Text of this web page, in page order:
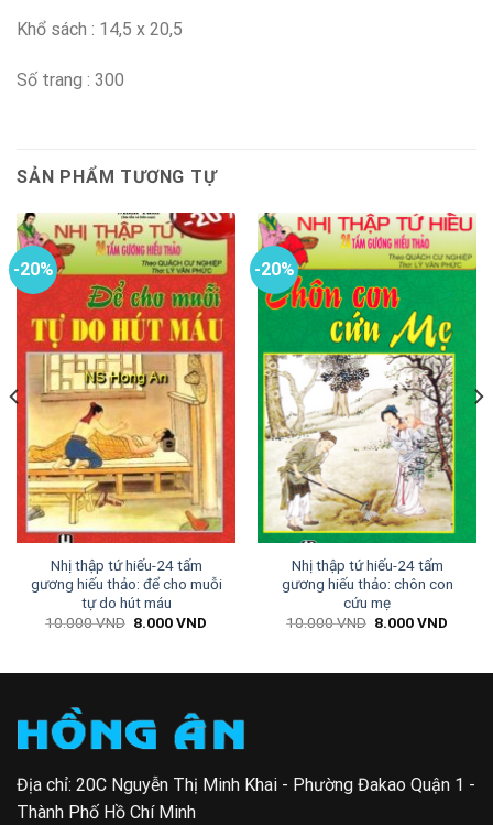
Khổ sách : 14,5 x 20,5
Số trang : 300
SẢN PHẨM TƯƠNG TỰ
-20%
Nhị thập tứ hiếu-24 tấm
gương hiếu thảo: để cho muỗi
tự do hút máu
10.000VND Giá
8.000VND
8.000 VND.
-20%
Nhị thập tứ hiếu-24 tấm
gương hiếu thảo: chôn con
cứu mẹ
10.000VND Giá
8.000VND
8.000
VND.
Địa chỉ: 20C Nguyễn Thị Minh Khai - Phường Đakao Quận 1 -
Thành Phố Hồ Chí Minh